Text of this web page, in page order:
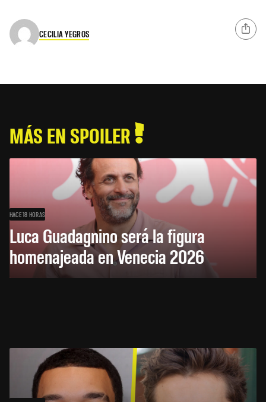
CECILIA YEGROS
MÁS EN SPOILER
HACE 18 HORAS
Luca Guadagnino será la figura
homenajeada en Venecia 2026